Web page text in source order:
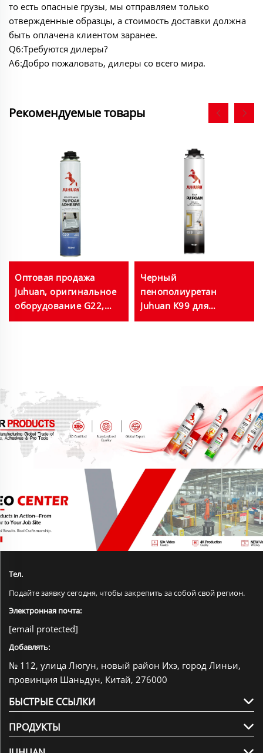
то есть опасные грузы, мы отправляем только
отвержденные образцы, а стоимость доставки должна
быть оплачена клиентом заранее.
Q6:Требуются дилеры?
A6:Добро пожаловать, дилеры со всего мира.
Рекомендуемые товары
Оптовая продажа
Juhuan, оригинальное
оборудование G22,
клеевая PU-пена для
Черный
пенополиуретан
Juhuan K99 для
заполнения,
звукоизоляция
Тел.
Подайте заявку сегодня, чтобы закрепить за собой свой регион.
Электронная почта:
[email protected]
Добавлять:
№ 112, улица Люгун, новый район Ихэ, город Линьи,
провинция Шаньдун, Китай, 276000
БЫСТРЫЕ ССЫЛКИ
ПРОДУКТЫ